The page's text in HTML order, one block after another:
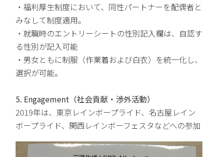
・福利厚生制度において、同性パートナーを配偶者と
みなして制度適用。
・就職時のエントリーシートの性別記入欄は、自認す
る性別が記入可能
・男女ともに制服（作業着および白衣）を統一化し、
選択が可能。
5. Engagement（社会貢献・渉外活動）
2019年は、東京レインボープライド、名古屋レイン
ボープライド、関西レインボーフェスタなどへの参加